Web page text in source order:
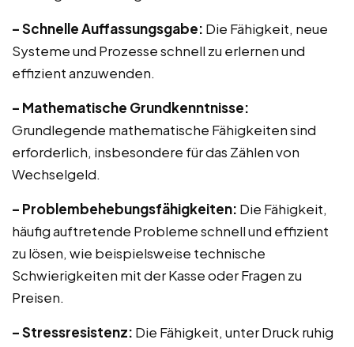
– Schnelle Auffassungsgabe: Die Fähigkeit, neue
Systeme und Prozesse schnell zu erlernen und
effizient anzuwenden.
– Mathematische Grundkenntnisse:
Grundlegende mathematische Fähigkeiten sind
erforderlich, insbesondere für das Zählen von
Wechselgeld.
– Problembehebungsfähigkeiten: Die Fähigkeit,
häufig auftretende Probleme schnell und effizient
zu lösen, wie beispielsweise technische
Schwierigkeiten mit der Kasse oder Fragen zu
Preisen.
– Stressresistenz: Die Fähigkeit, unter Druck ruhig